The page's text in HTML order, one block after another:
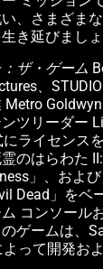
、さまざま
き延びましょ
ザ・ゲーム
、
ツリーダー
にライセンス
のはらわた
」、およ
Dead」をベ
コンソール
ゲームは、
って開発お